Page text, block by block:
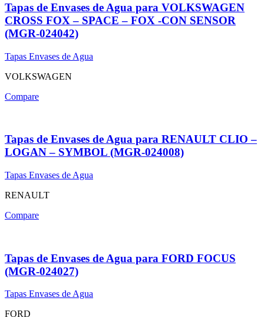
Tapas de Envases de Agua para VOLKSWAGEN
CROSS FOX – SPACE – FOX -CON SENSOR
(MGR-024042)
Tapas Envases de Agua
VOLKSWAGEN
Compare
Tapas de Envases de Agua para RENAULT CLIO –
LOGAN – SYMBOL (MGR-024008)
Tapas Envases de Agua
RENAULT
Compare
Tapas de Envases de Agua para FORD FOCUS
(MGR-024027)
Tapas Envases de Agua
FORD